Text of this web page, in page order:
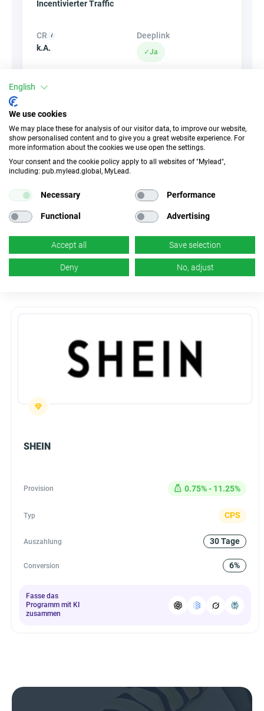
Incentivierter Traffic
CR
k.A.
Deeplink
✓Ja
Banner
Produkte
Gutscheine und
Aktionen
Ähnliche Kampagnen
SHEIN
Provision 0.75% - 11.25%
Typ CPS
Auszahlung 30 Tage
Conversion 6%
Fasse das
Programm mit KI
zusammen
English
We use cookies
We may place these for analysis of our visitor data, to improve our website,
show personalised content and to give you a great website experience. For
more information about the cookies we use open the settings.
Your consent and the cookie policy apply to all websites of "Mylead",
including: pub.mylead.global, MyLead.
Necessary Performance
Functional Advertising
Accept all Save selection
Deny No, adjust